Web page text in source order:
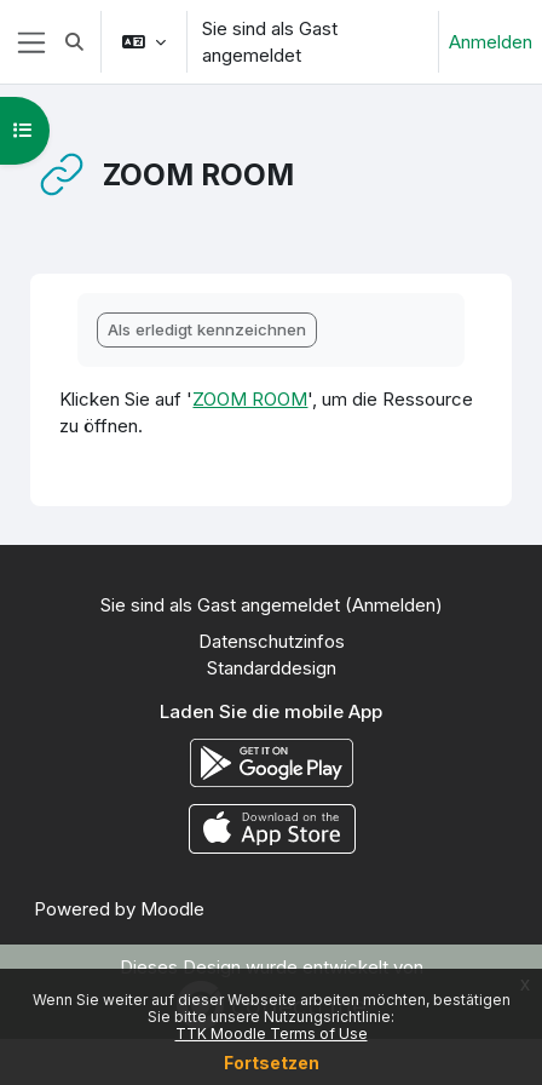
Zum Hauptinhalt
Wenn Sie weiter auf dieser Webseite arbeiten möchten, bestätigen
Sie bitte unsere Nutzungsrichtlinie:
TTK Moodle Terms of Use
Fortsetzen
x
Website-Übersicht
Sucheingabe umschalten
Sie sind als Gast
angemeldet
Anmelden
ZOOM ROOM
Kursindex öffnen
Als erledigt kennzeichnen
Klicken Sie auf 'ZOOM ROOM', um die Ressource
zu öffnen.
Sie sind als Gast angemeldet (Anmelden)
Datenschutzinfos
Standarddesign
Laden Sie die mobile App
Powered by Moodle
Dieses Design wurde entwickelt von